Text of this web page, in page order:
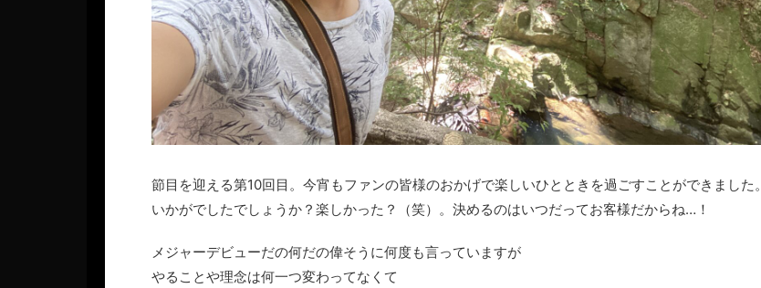
節目を迎える第10回目。今宵もファンの皆様のおかげで楽しいひとときを過ごすことができました。
いかがでしたでしょうか？楽しかった？（笑）。決めるのはいつだってお客様だからね…！
メジャーデビューだの何だの偉そうに何度も言っていますが
やることや理念は何一つ変わってなくて